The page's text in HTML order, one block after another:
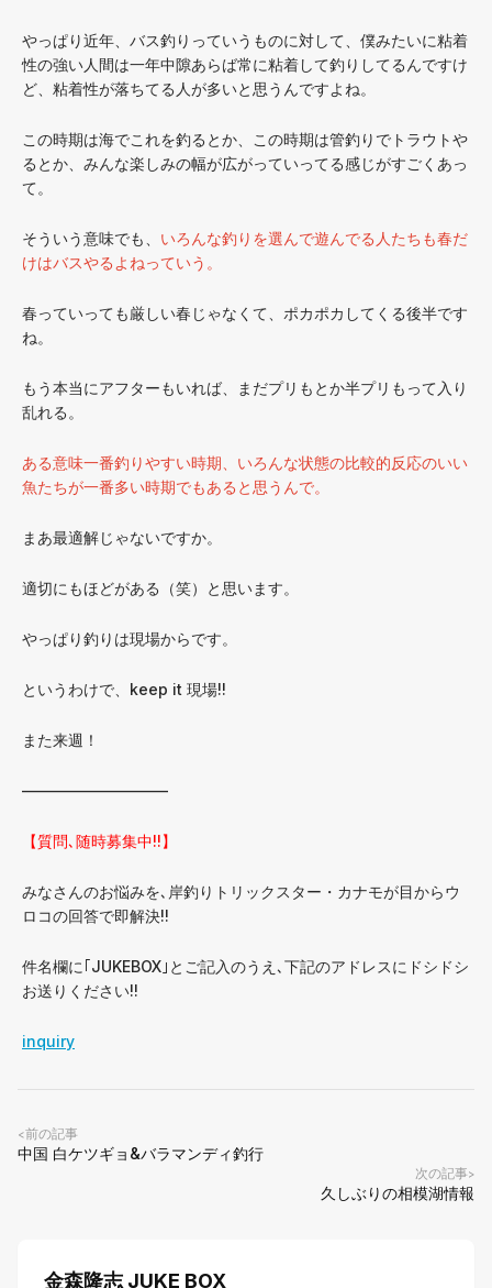
やっぱり近年、バス釣りっていうものに対して、僕みたいに粘着
性の強い人間は一年中隙あらば常に粘着して釣りしてるんですけ
ど、粘着性が落ちてる人が多いと思うんですよね。
この時期は海でこれを釣るとか、この時期は管釣りでトラウトや
るとか、みんな楽しみの幅が広がっていってる感じがすごくあっ
て。
そういう意味でも、 いろんな釣りを選んで遊んでる人たちも春だ
けはバスやるよねっていう。
春っていっても厳しい春じゃなくて、ポカポカしてくる後半です
ね。
もう本当にアフターもいれば、まだプリもとか半プリもって入り
乱れる。
ある意味一番釣りやすい時期、いろんな状態の比較的反応のいい
魚たちが一番多い時期でもあると思うんで。
まあ最適解じゃないですか。
適切にもほどがある（笑）と思います。
やっぱり釣りは現場からです。
というわけで、keep it 現場!!
また来週！
—————————–
【質問､随時募集中!!】
みなさんのお悩みを､岸釣りトリックスター・カナモが目からウ
ロコの回答で即解決!!
件名欄に｢JUKEBOX｣とご記入のうえ､下記のアドレスにドシドシ
お送りください!!
inquiry
<前の記事
中国 白ケツギョ&バラマンディ釣行
次の記事>
久しぶりの相模湖情報
金森隆志 JUKE BOX